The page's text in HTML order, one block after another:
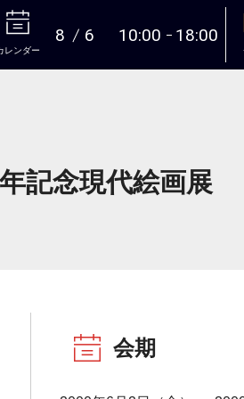
本文へ
レンダー
8 6 10:00 18:00
記念現代絵画展
会期